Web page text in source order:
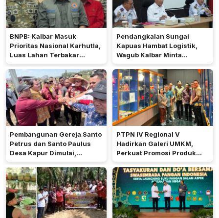
BNPB: Kalbar Masuk
Prioritas Nasional Karhutla,
Luas Lahan Terbakar
Peringkat Keempat
Pendangkalan Sungai
Kapuas Hambat Logistik,
Wagub Kalbar Minta
Pengerukan Diprioritaskan
Pembangunan Gereja Santo
Petrus dan Santo Paulus
Desa Kapur Dimulai,
Pemkab Kubu Raya Siapkan
Akses Jalan
PTPN IV Regional V
Hadirkan Galeri UMKM,
Perkuat Promosi Produk
Mitra Binaan Melalui Inovasi
Digital